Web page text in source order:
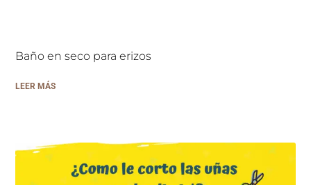
Baño en seco para erizos
LEER MÁS